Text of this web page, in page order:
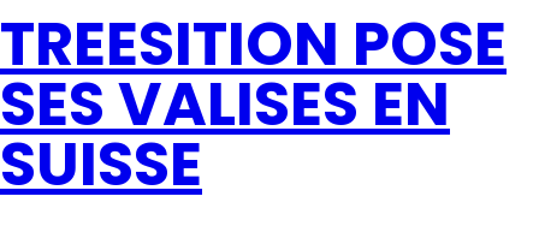
TREESITION POSE
SES VALISES EN
SUISSE